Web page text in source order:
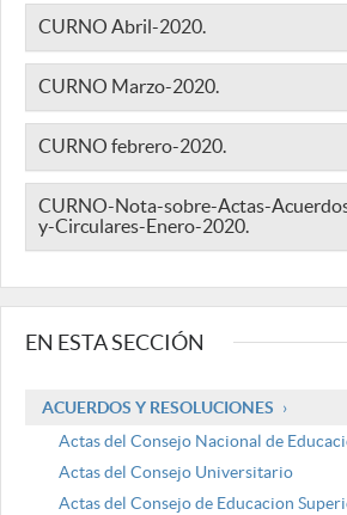
CURNO Abril-2020.
CURNO Marzo-2020.
CURNO febrero-2020.
CURNO-Nota-sobre-Actas-
y-Circulares-Enero-2020.
EN ESTA SECCIÓN
ACUERDOS Y RESOLUCIONES
Actas del Consejo Nacional de
Actas del Consejo Universitario
Actas del Consejo de Educacion